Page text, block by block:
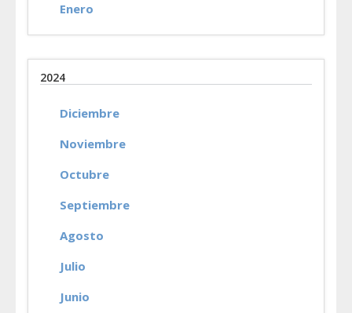
Enero
2024
Diciembre
Noviembre
Octubre
Septiembre
Agosto
Julio
Junio